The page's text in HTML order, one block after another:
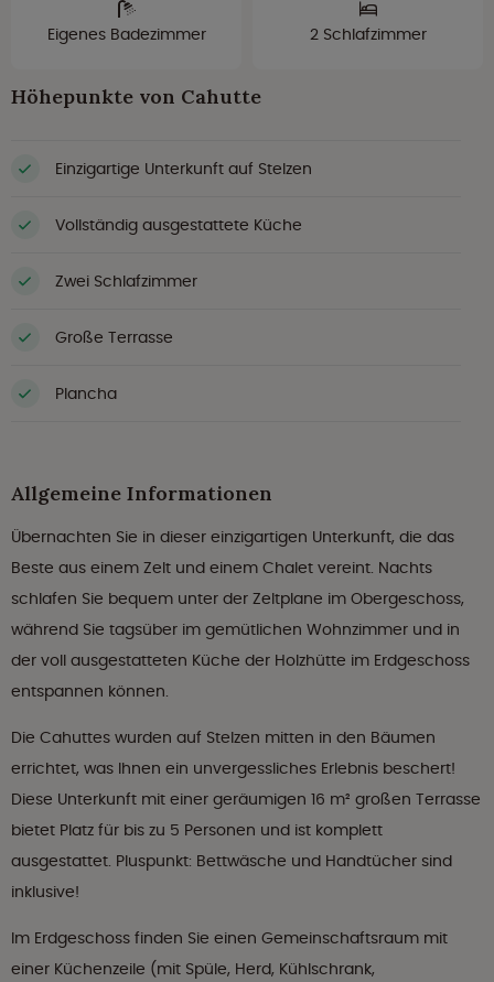
Eigenes Badezimmer 2 Schlafzimmer
Höhepunkte von Cahutte
Einzigartige Unterkunft auf Stelzen
Vollständig ausgestattete Küche
Zwei Schlafzimmer
Große Terrasse
Plancha
Allgemeine Informationen
Übernachten Sie in dieser einzigartigen Unterkunft, die das
Beste aus einem Zelt und einem Chalet vereint. Nachts
schlafen Sie bequem unter der Zeltplane im Obergeschoss,
während Sie tagsüber im gemütlichen Wohnzimmer und in
der voll ausgestatteten Küche der Holzhütte im Erdgeschoss
entspannen können.
Die Cahuttes wurden auf Stelzen mitten in den Bäumen
errichtet, was Ihnen ein unvergessliches Erlebnis beschert!
Diese Unterkunft mit einer geräumigen 16 m² großen Terrasse
bietet Platz für bis zu 5 Personen und ist komplett
ausgestattet. Pluspunkt: Bettwäsche und Handtücher sind
inklusive!
Im Erdgeschoss finden Sie einen Gemeinschaftsraum mit
einer Küchenzeile (mit Spüle, Herd, Kühlschrank,